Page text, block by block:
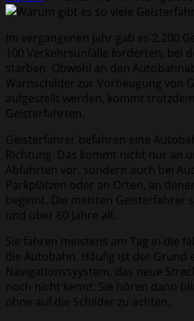
Im vergangenen Jahr gab es 2.200
100 Verkehrsunfälle forderten, bei
starben. Obwohl an den
Warnschilder zur Vorbeugung von
aufgestellt werden, kommt
Geisterfahrten.
Geisterfahrer befahren eine
Richtung. Das kommt nicht nur an
Abfahrten vor, sondern auch bei
Parkplätzen oder an Orten, an
beginnt. Die meisten Geisterfahrer
und über 60 Jahre alt.
Sie fahren meistens am Tag in die
die Autobahn. Häufig ist der Grund
Navigationssyystem, das neue
noch nicht kennt. Sie hören dann
ohne auf die Schilder zu achten.